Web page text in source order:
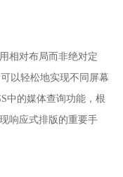
相对布局而非绝对定
以轻松地实现不同屏幕
中的媒体查询功能，根
响应式排版的重要手